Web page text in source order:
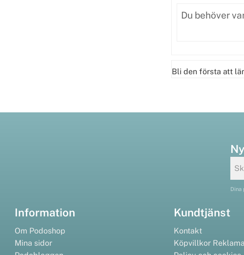
Bli den första att
Dina
Information
Om Podoshop
Mina sidor
Kundtjänst
Kontakt
Köpvillkor